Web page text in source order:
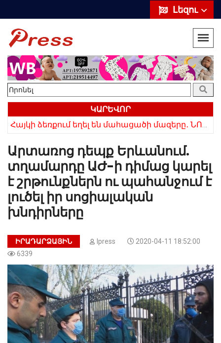
Լեզու
ԿԱՐԵՎՈՐ
Արտառոց դեպք Երևանում.
տղամարդը ԱԺ-ի դիմաց կարել
է շրթունքներն ու պահանջում է
լուծել իր սոցիալական
խնդիրները
ԻՐԱԴԱՐՁԱՅԻՆ Ipress
2020-04-11 18:52:00
6339